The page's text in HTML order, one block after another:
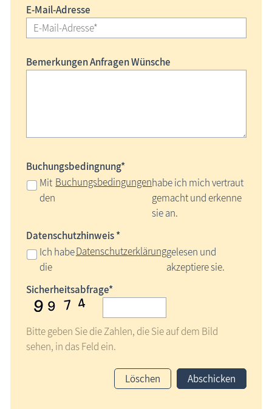
E-Mail-Adresse
Bemerkungen Anfragen Wünsche
Buchungsbedingnung*
Mit
den
Buchungsbedingungenhabe ich mich vertraut
gemacht und erkenne
sie an.
Datenschutzhinweis *
Ich habe
die
Datenschutzerklärunggelesen und
akzeptiere sie.
Sicherheitsabfrage*
Bitte geben Sie die Zahlen, die Sie auf dem Bild
sehen, in das Feld ein.
Löschen Abschicken